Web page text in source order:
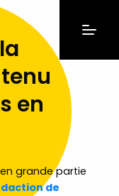
en
grande partie
de